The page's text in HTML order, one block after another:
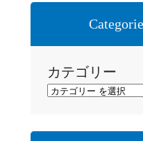
カテゴリー